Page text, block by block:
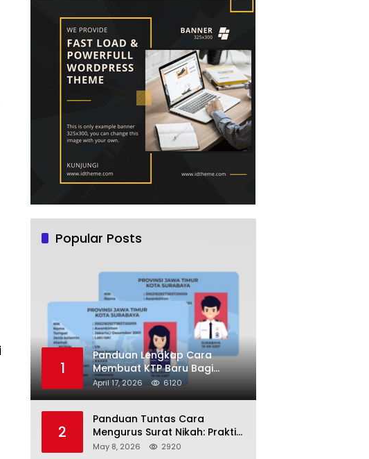
Popular Posts
1
Panduan Lengkap Cara
Membuat KTP Baru Bagi
Pemula Tahun 2026
April 17, 2026 6120
2
Panduan Tuntas Cara
Mengurus Surat Nikah: Praktis
dan Sah di Mata Hukum!
May 8, 2026 2920